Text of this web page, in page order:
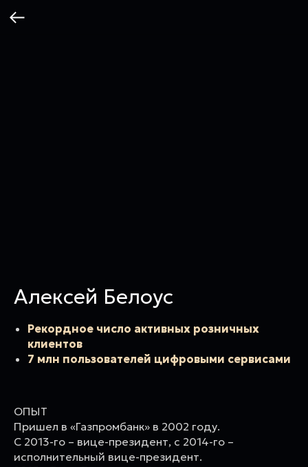
Алексей Белоус
Рекордное число активных розничных
клиентов
7 млн пользователей цифровыми сервисами
ОПЫТ
Пришел в «Газпромбанк» в 2002 году.
С 2013-го – вице-президент, с 2014-го –
исполнительный вице-президент.